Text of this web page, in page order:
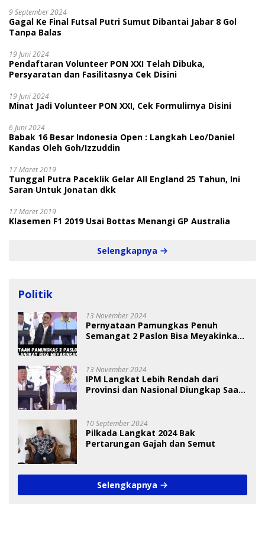
9 September 2024
Gagal Ke Final Futsal Putri Sumut Dibantai Jabar 8 Gol
Tanpa Balas
19 Juni 2024
Pendaftaran Volunteer PON XXI Telah Dibuka,
Persyaratan dan Fasilitasnya Cek Disini
19 Juni 2024
Minat Jadi Volunteer PON XXI, Cek Formulirnya Disini
6 Juni 2024
Babak 16 Besar Indonesia Open : Langkah Leo/Daniel
Kandas Oleh Goh/Izzuddin
17 Maret 2019
Tunggal Putra Paceklik Gelar All England 25 Tahun, Ini
Saran Untuk Jonatan dkk
17 Maret 2019
Klasemen F1 2019 Usai Bottas Menangi GP Australia
Selengkapnya
Politik
13 November 2024
Pernyataan Pamungkas Penuh
Semangat 2 Paslon Bisa Meyakinkan
13 November 2024
IPM Langkat Lebih Rendah dari
Provinsi dan Nasional Diungkap Saat
10 September 2024
Pilkada Langkat 2024 Bak
Pertarungan Gajah dan Semut
Selengkapnya